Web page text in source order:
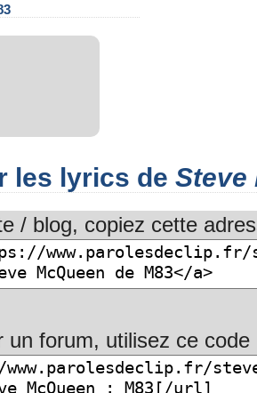
les lyrics de Steve
/ blog, copiez cette
un forum, utilisez ce code